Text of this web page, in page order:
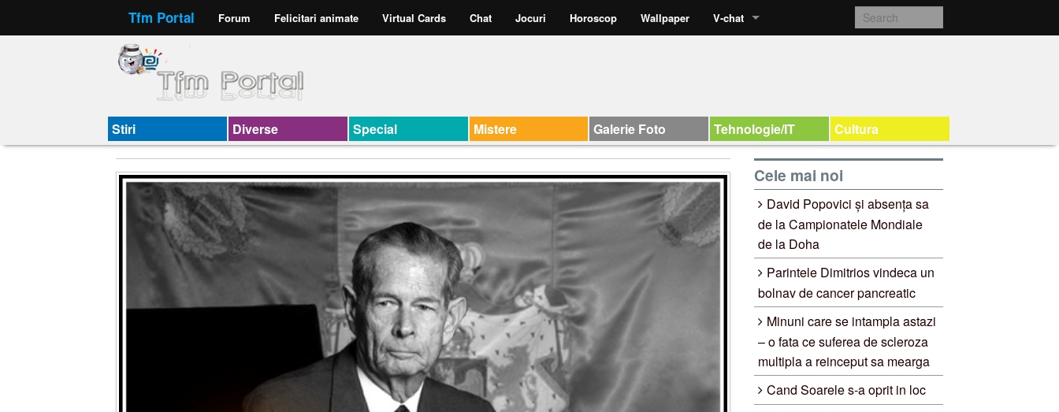
Tfm Portal Forum Felicitari animate Virtual Cards Chat Jocuri Horoscop Wallpaper V-chat
Stiri Diverse Special Mistere Galerie Foto Tehnologie/IT Cultura
Cele mai noi
David Popovici și absența sa
de la Campionatele Mondiale
de la Doha
Parintele Dimitrios vindeca un
bolnav de cancer pancreatic
Minuni care se intampla astazi
– o fata ce suferea de scleroza
multipla a reinceput sa mearga
Cand Soarele s-a oprit in loc